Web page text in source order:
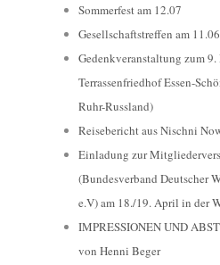
Sommerfest am 12.07
Gesellschaftstreffen am
Gedenkveranstaltung zum
Terrassenfriedhof Essen-
Ruhr-Russland)
Reisebericht aus Nischni
Einladung zur
(Bundesverband Deutscher
e.V) am 18./19. April in der
IMPRESSIONEN UND
von Henni Beger